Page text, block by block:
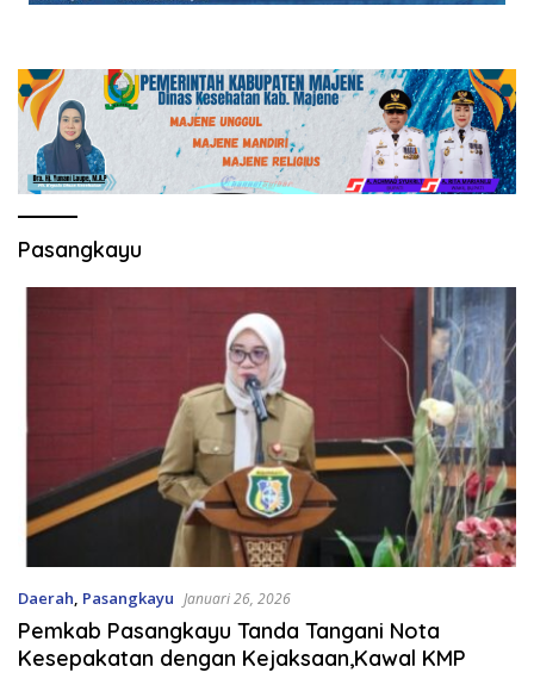
Pasangkayu
Daerah, Pasangkayu Januari 26, 2026
Pemkab Pasangkayu Tanda Tangani Nota
Kesepakatan dengan Kejaksaan,Kawal KMP